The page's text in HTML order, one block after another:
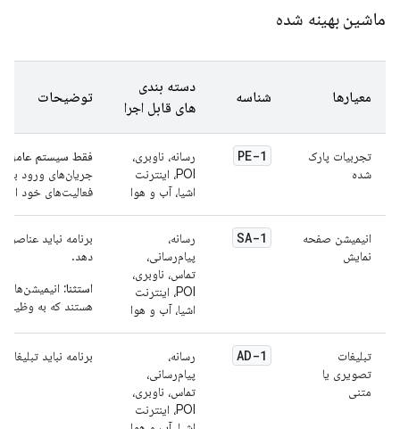
ماشین بهینه شده
معیارها شناسه
دسته بندی
های قابل اجرا
توضیحات
تجربیات پارک
شده
PE-1
رسانه، ناوبری،
POI، اینترنت
اشیا، آب و هوا
فقط سیستم عامل
جریان‌های ورود به
فعالیت‌های خود
انیمیشن صفحه
نمایش
SA-1
رسانه،
پیام‌رسانی،
تماس، ناوبری،
POI، اینترنت
اشیا، آب و هوا
برنامه نباید
دهد.
استثنا:
هستند که به وظیفه
تبلیغات
تصویری یا
متنی
AD-1
رسانه،
پیام‌رسانی،
تماس، ناوبری،
POI، اینترنت
برنامه نباید